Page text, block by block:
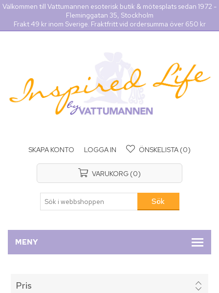
Välkommen till Vattumannen esoterisk butik & mötesplats sedan 1972 -
Fleminggatan 35, Stockholm
Frakt 49 kr inom Sverige. Fraktfritt vid ordersumma över 650 kr
SKAPA KONTO LOGGA IN ÖNSKELISTA (0)
VARUKORG (0)
MENY
Pris